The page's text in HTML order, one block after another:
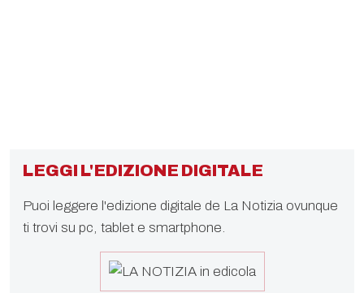
LEGGI L'EDIZIONE DIGITALE
Puoi leggere l'edizione digitale de La Notizia ovunque
ti trovi su pc, tablet e smartphone.